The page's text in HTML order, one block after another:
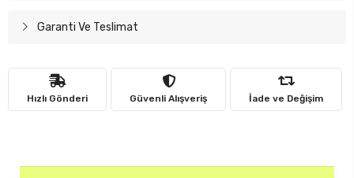
Garanti Ve Teslimat
Hızlı Gönderi Güvenli Alışveriş İade ve Değişim